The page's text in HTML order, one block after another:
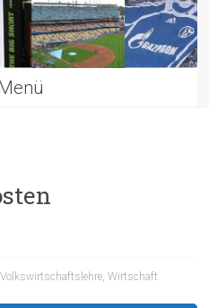
Menü
Volkswirtschaftslehre,Wirtschaft